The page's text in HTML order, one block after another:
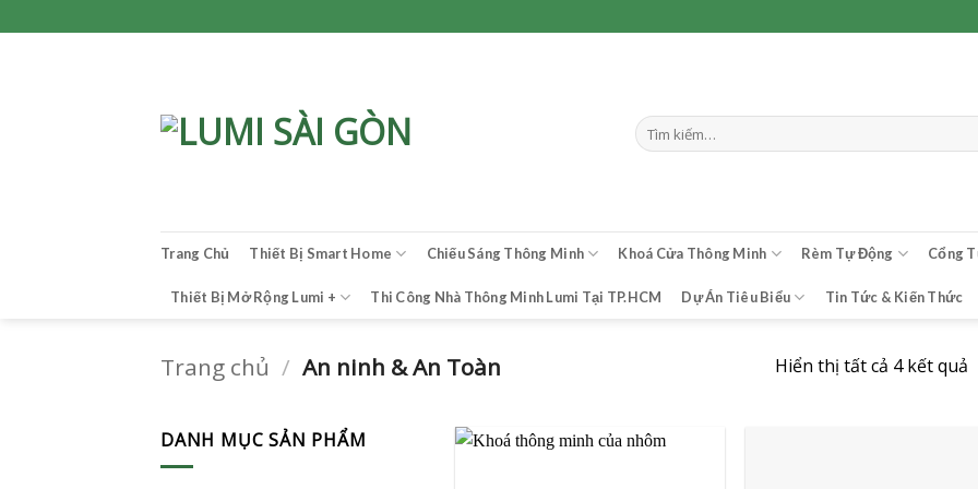
qua
Tìm
kiếm:
Trang Chủ Thiết Bị Smart Home Chiếu Sáng Thông Minh Khoá Cửa Thông Minh Rèm Tự Động Cổng
Thiết Bị Mở Rộng Lumi + Thi Công Nhà Thông Minh Lumi Tại TP.HCM Dự Án Tiêu Biểu Tin Tức & Kiến Thức
Trang chủ / An ninh & An Toàn Hiển thị tất cả 4 kết quảĐã
DANH MỤC SẢN PHẨM